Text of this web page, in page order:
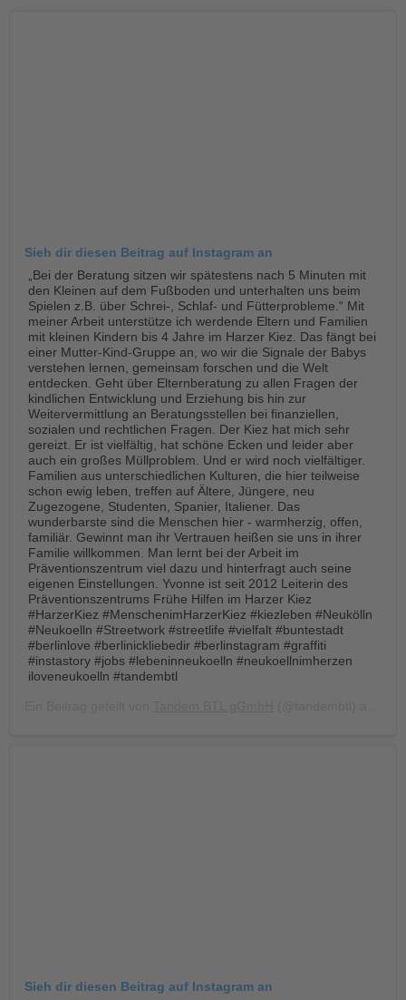
tandem international
Magazin
KONTAKT
Impressum
Datenschutz
Hinweisgebersystem
Intranet
Sieh dir diesen Beitrag auf Instagram an
„Bei der Beratung sitzen wir spätestens nach 5 Minuten mit
den Kleinen auf dem Fußboden und unterhalten uns beim
Spielen z.B. über Schrei-, Schlaf- und Fütterprobleme.“ Mit
meiner Arbeit unterstütze ich werdende Eltern und Familien
mit kleinen Kindern bis 4 Jahre im Harzer Kiez. Das fängt bei
einer Mutter-Kind-Gruppe an, wo wir die Signale der Babys
verstehen lernen, gemeinsam forschen und die Welt
entdecken. Geht über Elternberatung zu allen Fragen der
kindlichen Entwicklung und Erziehung bis hin zur
Weitervermittlung an Beratungsstellen bei finanziellen,
sozialen und rechtlichen Fragen. Der Kiez hat mich sehr
gereizt. Er ist vielfältig, hat schöne Ecken und leider aber
auch ein großes Müllproblem. Und er wird noch vielfältiger.
Familien aus unterschiedlichen Kulturen, die hier teilweise
schon ewig leben, treffen auf Ältere, Jüngere, neu
Zugezogene, Studenten, Spanier, Italiener. Das
wunderbarste sind die Menschen hier - warmherzig, offen,
familiär. Gewinnt man ihr Vertrauen heißen sie uns in ihrer
Familie willkommen. Man lernt bei der Arbeit im
Präventionszentrum viel dazu und hinterfragt auch seine
eigenen Einstellungen. Yvonne ist seit 2012 Leiterin des
Präventionszentrums Frühe Hilfen im Harzer Kiez
#HarzerKiez #MenschenimHarzerKiez #kiezleben #Neukölln
#Neukoelln #Streetwork #streetlife #vielfalt #buntestadt
#berlinlove #berlinickliebedir #berlinstagram #graffiti
#instastory #jobs #lebeninneukoelln #neukoellnimherzen
iloveneukoelln #tandembtl
Sieh dir diesen Beitrag auf Instagram an